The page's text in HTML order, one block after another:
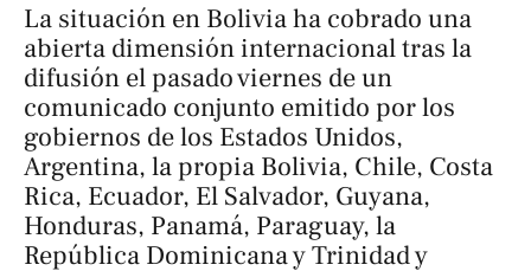
La situación en Bolivia ha cobrado una
abierta dimensión internacional tras la
difusión el pasado viernes de un
comunicado conjunto emitido por los
gobiernos de los Estados Unidos,
Argentina, la propia Bolivia, Chile, Costa
Rica, Ecuador, El Salvador, Guyana,
Honduras, Panamá, Paraguay, la
República Dominicana y Trinidad y